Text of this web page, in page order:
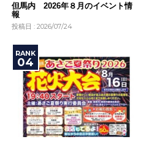
但馬内 2026年８月のイベント情
報
投稿日 : 2026/07/24